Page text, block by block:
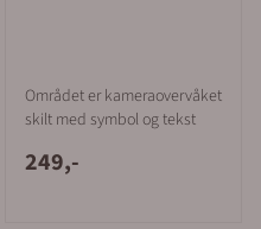
Området er kameraovervåket
skilt med symbol og tekst
249,-